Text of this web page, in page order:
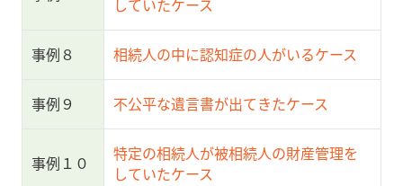
していたケース
事例８ 相続人の中に認知症の人がいるケース
事例９ 不公平な遺言書が出てきたケース
事例１０
特定の相続人が被相続人の財産管理を
していたケース